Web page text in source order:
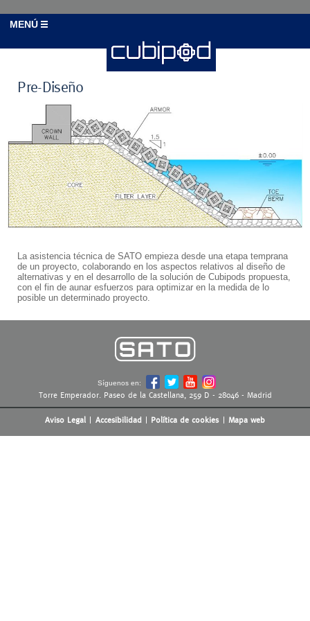
MENÚ
Pre-Diseño
La asistencia técnica de SATO empieza desde una etapa temprana
de un proyecto, colaborando en los aspectos relativos al diseño de
alternativas y en el desarrollo de la solución de Cubipods propuesta,
con el fin de aunar esfuerzos para optimizar en la medida de lo
posible un determinado proyecto.
Síguenos en:
Torre Emperador. Paseo de la Castellana, 259 D - 28046 - Madrid
Aviso Legal Accesibilidad Política de cookies Mapa web